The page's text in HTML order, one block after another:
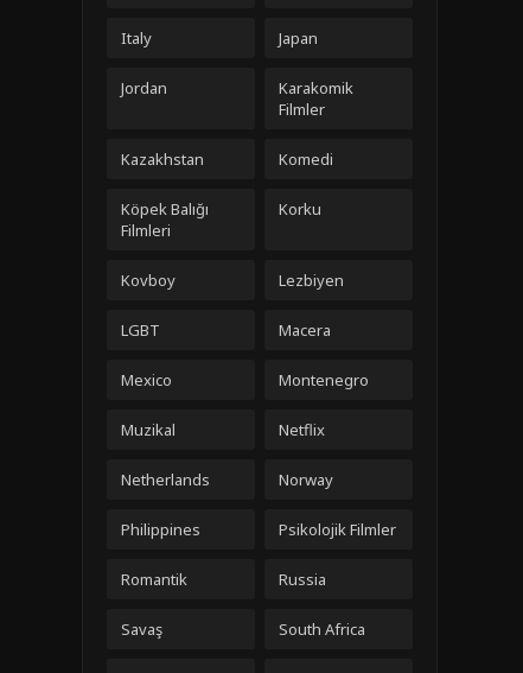
Italy Japan
Jordan
Karakomik
Filmler
Kazakhstan Komedi
Köpek Balığı
Filmleri
Korku
Kovboy Lezbiyen
LGBT Macera
Mexico Montenegro
Muzikal Netflix
Netherlands Norway
Philippines Psikolojik Filmler
Romantik Russia
Savaş South Africa